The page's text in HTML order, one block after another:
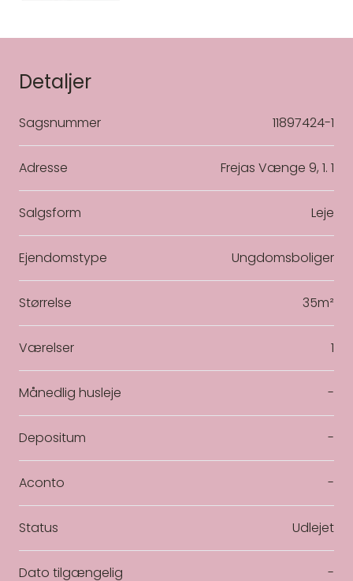
Detaljer
Sagsnummer 11897424-1
Adresse Frejas Vænge 9, 1. 1
Salgsform Leje
Ejendomstype Ungdomsboliger
Størrelse 35m²
Værelser 1
Månedlig husleje -
Depositum -
Aconto -
Status Udlejet
Dato tilgængelig -